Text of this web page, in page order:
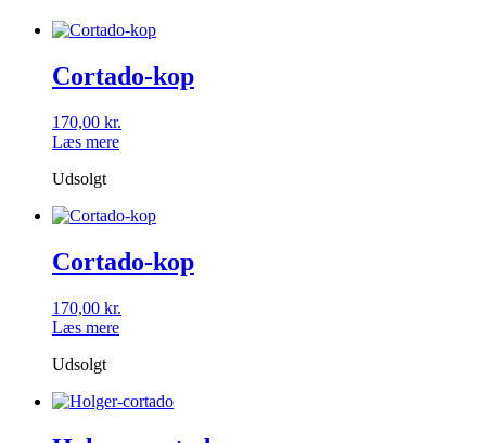
Cortado-kop
170,00 kr.
Læs mere
Udsolgt
Cortado-kop
170,00 kr.
Læs mere
Udsolgt